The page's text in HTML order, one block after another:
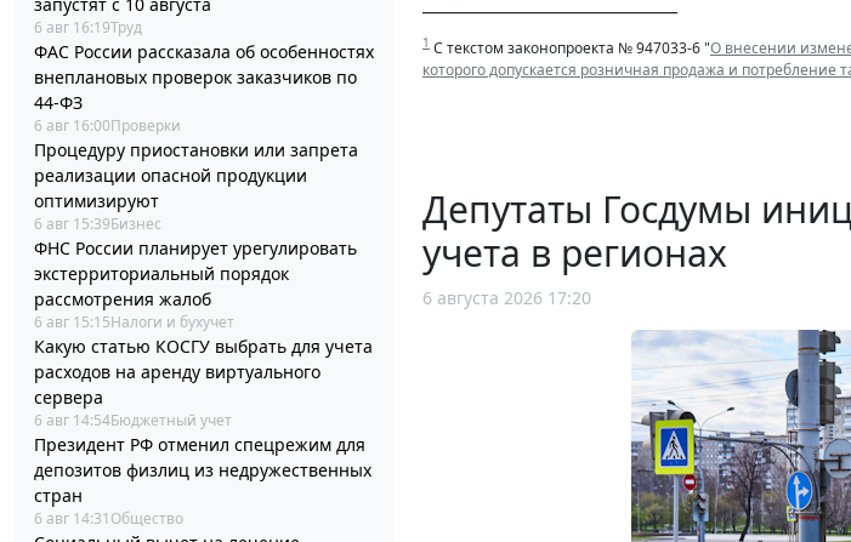
6 авг 16:19Труд
ФАС России рассказала об особенностях
внеплановых проверок заказчиков по
44-ФЗ
6 авг 16:00Проверки
Процедуру приостановки или запрета
реализации опасной продукции
оптимизируют
6 авг 15:39Бизнес
ФНС России планирует урегулировать
экстерриториальный порядок
рассмотрения жалоб
6 авг 15:15Налоги и бухучет
Какую статью КОСГУ выбрать для учета
расходов на аренду виртуального
сервера
6 авг 14:54Бюджетный учет
Президент РФ отменил спецрежим для
депозитов физлиц из недружественных
стран
6 авг 14:31 Общество
1 С текстом законопроекта № 947033-6 "О внесении
которого допускается розничная продажа и потребление
Депутаты Госдумы
учета в регионах
6 августа 2026 17:20